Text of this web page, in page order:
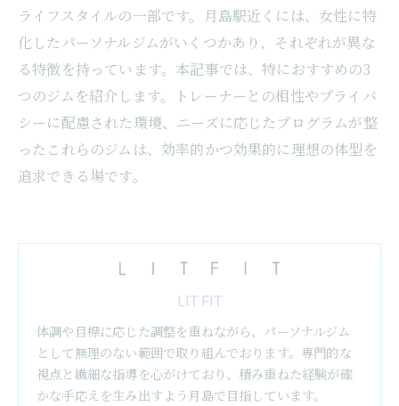
ライフスタイルの一部です。月島駅近くには、女性に特
化したパーソナルジムがいくつかあり、それぞれが異な
る特徴を持っています。本記事では、特におすすめの3
つのジムを紹介します。トレーナーとの相性やプライバ
シーに配慮された環境、ニーズに応じたプログラムが整
ったこれらのジムは、効率的かつ効果的に理想の体型を
追求できる場です。
LIT FIT
体調や目標に応じた調整を重ねながら、パーソナルジム
として無理のない範囲で取り組んでおります。専門的な
視点と繊細な指導を心がけており、積み重ねた経験が確
かな手応えを生み出すよう月島で目指しています。